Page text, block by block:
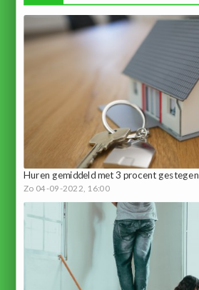
Huren gemiddeld met 3 procent gestegen
Zo 04-09-2022, 16:00